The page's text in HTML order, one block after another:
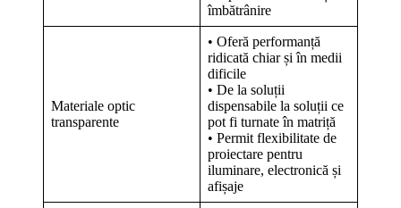
îmbătrânire
Materiale optic
transparente
• Oferă performanță
ridicată chiar și în medii
dificile
• De la soluții
dispensabile la soluții ce
pot fi turnate în matriță
• Permit flexibilitate de
proiectare pentru
iluminare, electronică și
afișaje